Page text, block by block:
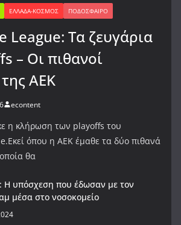
ΕΛΛΆΔΑ-ΚΌΣΜΟΣ ΠΟΔΌΣΦΑΙΡΟ
League: Τα ζευγάρια
– Οι πιθανοί
ΑΕΚ
econtent
η κλήρωση των playoffs του
όπου η ΑΕΚ έμαθε τα δύο πιθανά
θα
Η υπόσχεση που έδωσαν με τον
μέσα στο νοσοκομείο